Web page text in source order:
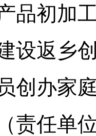
品初加
设返乡
创办家
责任单